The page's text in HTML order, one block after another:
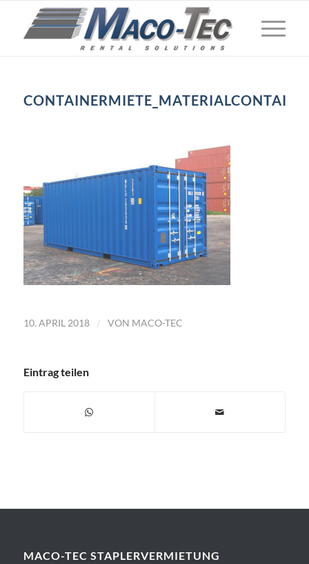
10. APRIL 2018 / VON MACO-TEC
Eintrag teilen
MACO-TEC STAPLERVERMIETUNG